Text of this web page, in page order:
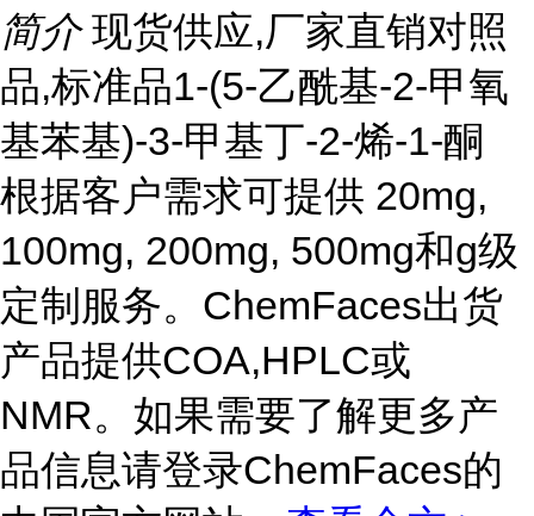
简介 现货供应,厂家直销对照
品,标准品1-(5-乙酰基-2-甲氧
基苯基)-3-甲基丁-2-烯-1-酮
根据客户需求可提供 20mg,
100mg, 200mg, 500mg和g级
定制服务。ChemFaces出货
产品提供COA,HPLC或
NMR。如果需要了解更多产
品信息请登录ChemFaces的